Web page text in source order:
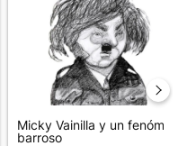
Micky Vainilla y un fenómeno
barroso